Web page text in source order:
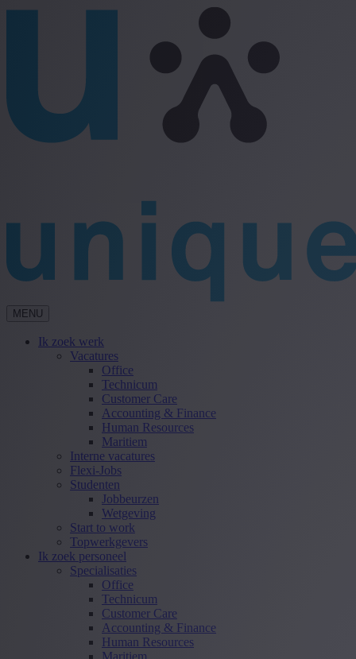
MENU
Ik zoek werk
Vacatures
Office
Technicum
Customer Care
Accounting & Finance
Human Resources
Maritiem
Interne vacatures
Flexi-Jobs
Studenten
Jobbeurzen
Wetgeving
Start to work
Topwerkgevers
Ik zoek personeel
Specialisaties
Office
Technicum
Customer Care
Accounting & Finance
Human Resources
Maritiem